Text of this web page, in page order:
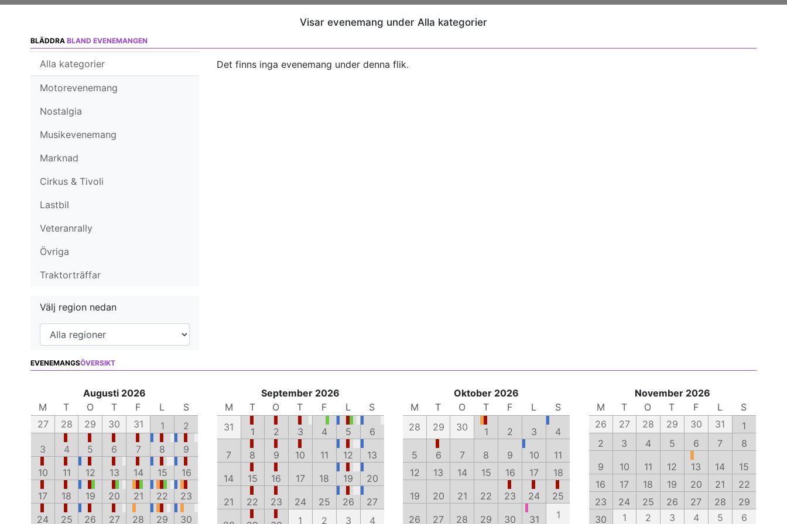
Visar evenemang under Alla kategorier
BLÄDDRA BLAND EVENEMANGEN
Alla kategorier
Motorevenemang
Nostalgia
Musikevenemang
Marknad
Cirkus & Tivoli
Lastbil
Veteranrally
Övriga
Traktorträffar
Välj region nedan
Det finns inga evenemang under denna flik.
EVENEMANGSÖVERSIKT
Augusti 2026
M
T O T F L
S
27
28 29 30 31 1
2
3
4 5 6 7 8
9
10
11 12 13 14 15
16
17
18 19 20 21 22
23
24
25 26 27 28 29 30
September 2026
M
T O T F L
S
31
1 2 3 4 5
6
7
8 9 10 11 12
13
14
15 16 17 18 19
20
21
22 23 24 25 26
27
1 2 3 4
Oktober 2026
M
T O T F L
S
28
29 30 1 2 3
4
5
6 7 8 9 10
11
12
13 14 15 16 17
18
19
20 21 22 23 24
25
26
27 28 29 30 31 1
November 2026
M
T O T F L
S
26
27 28 29 30 31
1
2
3 4 5 6 7
8
9
10 11 12 13 14
15
16
17 18 19 20 21
22
23
24 25 26 27 28
29
30
1 2 3 4 5 6